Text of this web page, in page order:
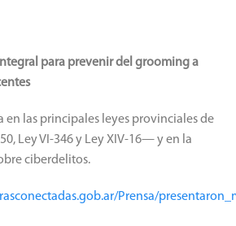
para prevenir del grooming a
en las principales leyes provinciales de
Ley VI-346 y Ley XIV-16— y en la
ciberdelitos.
Prensa/